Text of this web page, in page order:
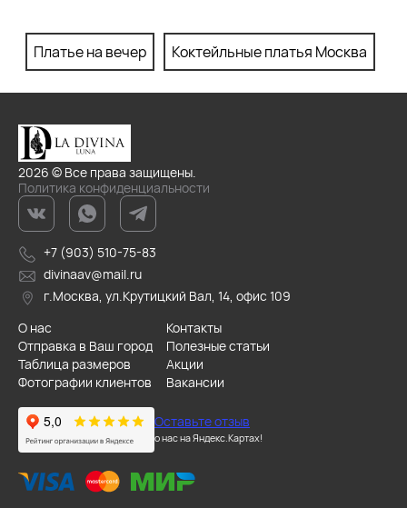
Платье на вечер Коктейльные платья Москва
2026 © Все права защищены.
Политика конфиденциальности
+7 (903) 510-75-83
divinaav@mail.ru
г.Москва, ул.Крутицкий Вал, 14, офис 109
О нас
Контакты
Отправка в Ваш город
Полезные статьи
Таблица размеров
Акции
Фотографии клиентов
Вакансии
Оставьте отзыв
о нас на Яндекс.Картах!